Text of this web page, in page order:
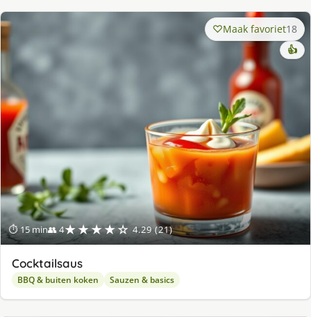
⏱ 15 min👥 4★★★★☆ 4.29 (21)
Maak favoriet18
👍
Cocktailsaus
BBQ & buiten koken Sauzen & basics